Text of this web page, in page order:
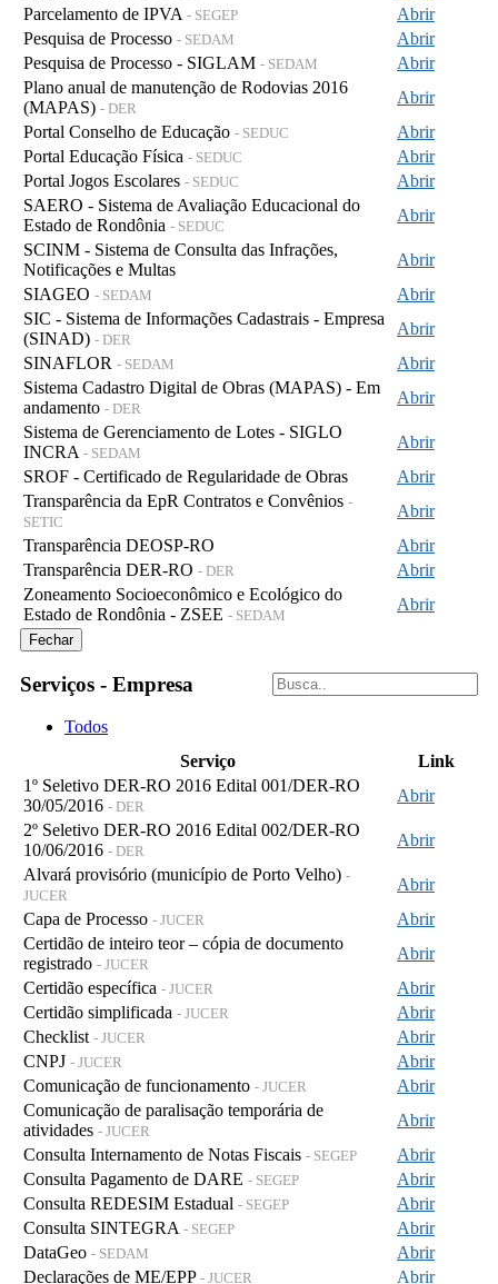
Parcelamento de IPVA - SEGEP
Abrir
Pesquisa de Processo - SEDAM
Abrir
Pesquisa de Processo - SIGLAM - SEDAM
Abrir
Plano anual de manutenção de Rodovias 2016
(MAPAS) - DER
Abrir
Portal Conselho de Educação - SEDUC
Abrir
Portal Educação Física - SEDUC
Abrir
Portal Jogos Escolares - SEDUC
Abrir
SAERO - Sistema de Avaliação Educacional do
Estado de Rondônia - SEDUC
Abrir
SCINM - Sistema de Consulta das Infrações,
Notificações e Multas
Abrir
SIAGEO - SEDAM
Abrir
SIC - Sistema de Informações Cadastrais - Empresa
(SINAD) - DER
Abrir
SINAFLOR - SEDAM
Abrir
Sistema Cadastro Digital de Obras (MAPAS) - Em
andamento - DER
Abrir
Sistema de Gerenciamento de Lotes - SIGLO
INCRA - SEDAM
Abrir
SROF - Certificado de Regularidade de Obras
Abrir
Transparência da EpR Contratos e Convênios -
SETIC
Abrir
Transparência DEOSP-RO
Abrir
Transparência DER-RO - DER
Abrir
Zoneamento Socioeconômico e Ecológico do
Estado de Rondônia - ZSEE - SEDAM
Abrir
Fechar
Serviços - Empresa
Todos
Serviço
Link
1º Seletivo DER-RO 2016 Edital 001/DER-RO
30/05/2016 - DER
Abrir
2º Seletivo DER-RO 2016 Edital 002/DER-RO
10/06/2016 - DER
Abrir
Alvará provisório (município de Porto Velho) -
JUCER
Abrir
Capa de Processo - JUCER
Abrir
Certidão de inteiro teor – cópia de documento
registrado - JUCER
Abrir
Certidão específica - JUCER
Abrir
Certidão simplificada - JUCER
Abrir
Checklist - JUCER
Abrir
CNPJ - JUCER
Abrir
Comunicação de funcionamento - JUCER
Abrir
Comunicação de paralisação temporária de
atividades - JUCER
Abrir
Consulta Internamento de Notas Fiscais - SEGEP
Abrir
Consulta Pagamento de DARE - SEGEP
Abrir
Consulta REDESIM Estadual - SEGEP
Abrir
Consulta SINTEGRA - SEGEP
Abrir
DataGeo - SEDAM
Abrir
Declarações de ME/EPP - JUCER Abrir